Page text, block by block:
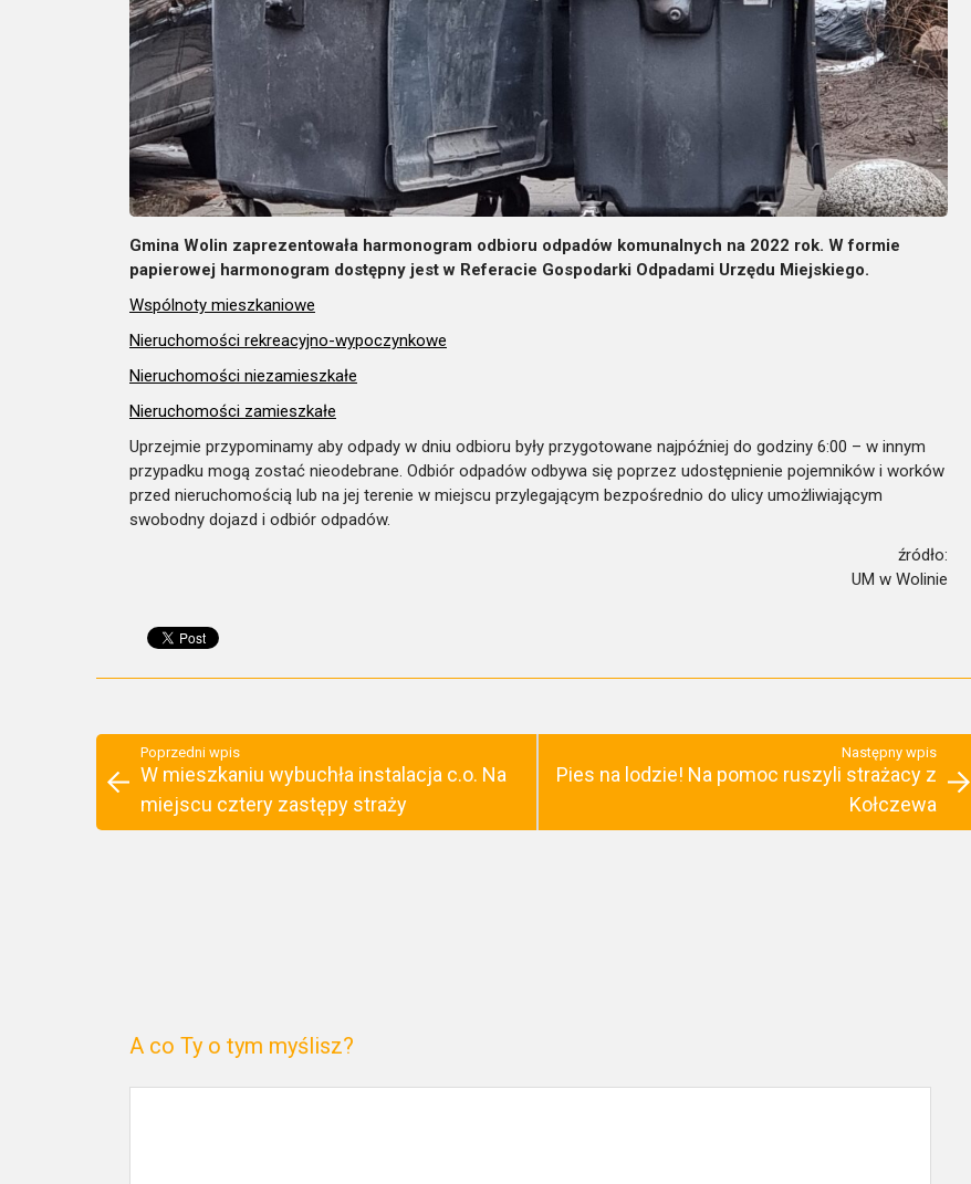
Gmina Wolin zaprezentowała harmonogram odbioru odpadów komunalnych na 2022 rok. W formie
papierowej harmonogram dostępny jest w Referacie Gospodarki Odpadami Urzędu Miejskiego.
Wspólnoty mieszkaniowe
Nieruchomości rekreacyjno-wypoczynkowe
Nieruchomości niezamieszkałe
Nieruchomości zamieszkałe
Uprzejmie przypominamy aby odpady w dniu odbioru były przygotowane najpóźniej do godziny 6:00 – w innym
przypadku mogą zostać nieodebrane. Odbiór odpadów odbywa się poprzez udostępnienie pojemników i worków
przed nieruchomością lub na jej terenie w miejscu przylegającym bezpośrednio do ulicy umożliwiającym
swobodny dojazd i odbiór odpadów.
źródło:
UM w Wolinie
Poprzedni wpis
W mieszkaniu wybuchła instalacja c.o. Na
miejscu cztery zastępy straży
Następny wpis
Pies na lodzie! Na pomoc ruszyli strażacy z
Kołczewa
A co Ty o tym myślisz?